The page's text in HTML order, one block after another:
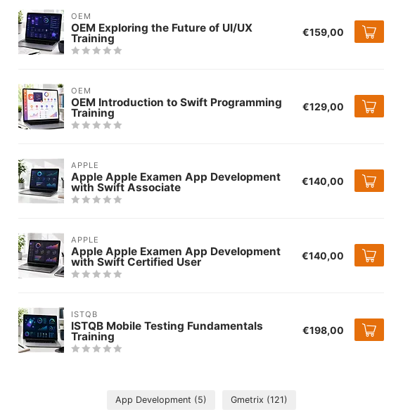
OEM
OEM Exploring the Future of UI/UX
Training €159,00
OEM
OEM Introduction to Swift Programming
Training €129,00
APPLE
Apple Apple Examen App Development
with Swift Associate €140,00
APPLE
Apple Apple Examen App Development
with Swift Certified User €140,00
ISTQB
ISTQB Mobile Testing Fundamentals
Training €198,00
App Development (5) Gmetrix (121)